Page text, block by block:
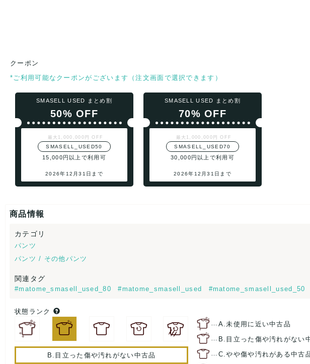
クーポン
*ご利用可能なクーポンがございます（注文画面で選択できます）
SMASELL USED まとめ割
50% OFF
最大1,000,000円 OFF
SMASELL_USED50
15,000円以上で利用可
2026年12月31日まで
SMASELL USED まとめ割
70% OFF
最大1,000,000円 OFF
SMASELL_USED70
30,000円以上で利用可
2026年12月31日まで
商品情報
カテゴリ
パンツ
パンツ / その他パンツ
関連タグ
#matome_smasell_used_80 #matome_smasell_used #matome_smasell_used_50
状態ランク
B.目立った傷や汚れがない中古品
… A.未使用に近い中古品
… B.目立った傷や汚れがない
… C.やや傷や汚れがある中古